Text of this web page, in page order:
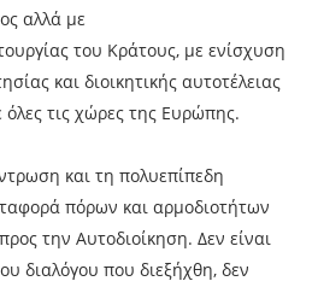
αλλά με
του Κράτους, με ενίσχυση
και διοικητικής αυτοτέλειας
τις χώρες της Ευρώπης.
και τη πολυεπίπεδη
πόρων και αρμοδιοτήτων
την Αυτοδιοίκηση. Δεν είναι
διαλόγου που διεξήχθη, δεν